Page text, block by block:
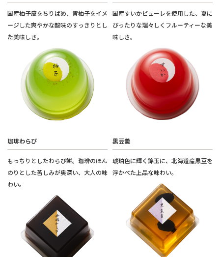
国産柚子皮をちりばめ、青柚子をイメ
ージした爽やかな酸味のすっきりとし
た美味しさ。
国産すいかピューレを使用した、夏に
びったりな瑞々しくフルーティーな美
味しさ。
珈琲わらび
もっちりとしたわらび餅。珈琲のほん
のりとした苦しみが奥深い、大人の味
わい。
黒豆羮
琥珀色に輝く錦玉に、北海道産黒豆を
浮かべた上品な味わい。